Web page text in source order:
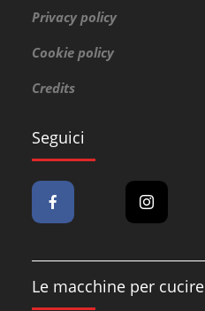
Privacy policy
Cookie policy
Credits
Seguici
Le macchine per cucire